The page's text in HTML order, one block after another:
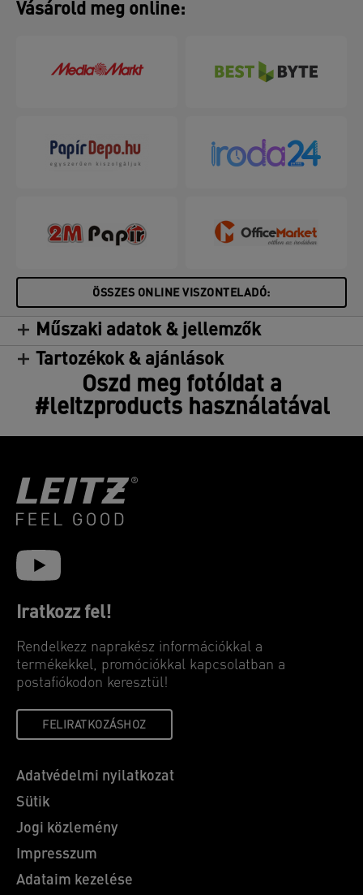
Vásárold meg online:
ÖSSZES ONLINE VISZONTELADÓ:
Műszaki adatok & jellemzők
Tartozékok & ajánlások
Oszd meg fotóidat a
#leitzproducts használatával
Iratkozz fel!
Rendelkezz naprakész információkkal a
termékekkel, promóciókkal kapcsolatban a
postafiókodon keresztül!
FELIRATKOZÁSHOZ
Adatvédelmi nyilatkozat
Sütik
Jogi közlemény
Impresszum
Adataim kezelése